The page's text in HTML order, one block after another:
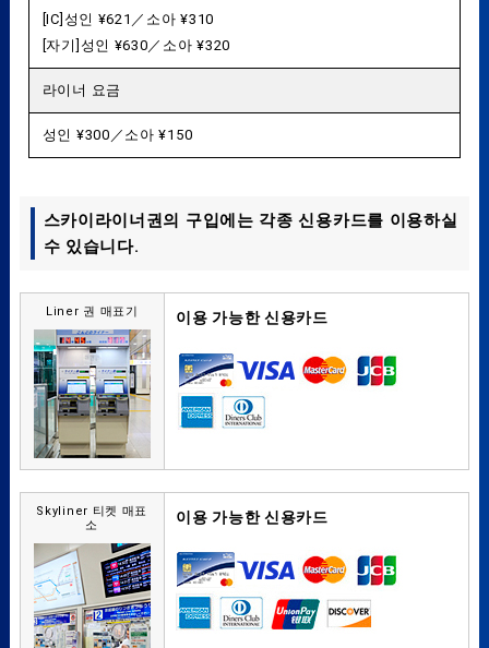
[IC]성인 ¥621／소아 ¥310
[자기]성인 ¥630／소아 ¥320
라이너 요금
성인 ¥300／소아 ¥150
스카이라이너권의 구입에는 각종 신용카드를 이용하실
수 있습니다.
Liner 권 매표기 이용 가능한 신용카드
Skyliner 티켓 매표
소
이용 가능한 신용카드